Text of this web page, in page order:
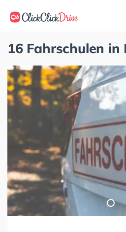
16 Fahrschulen in